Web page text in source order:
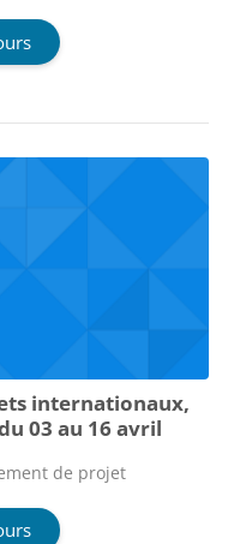
internationaux,
03 au 16 avril
de projet